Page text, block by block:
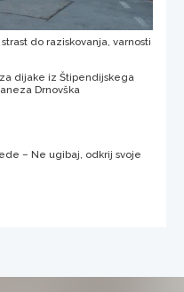
do raziskovanja, varnosti
dijake iz Štipendijskega
Drnovška
– Ne ugibaj, odkrij svoje